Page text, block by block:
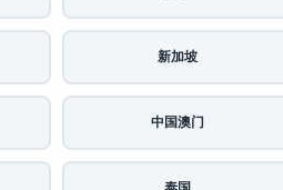
新加坡
中国澳门